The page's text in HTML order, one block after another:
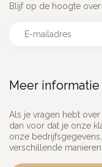
Meer informatie
Als je vragen hebt
dan voor dat je onze
onze
verschillende
Blijf op de hoogte